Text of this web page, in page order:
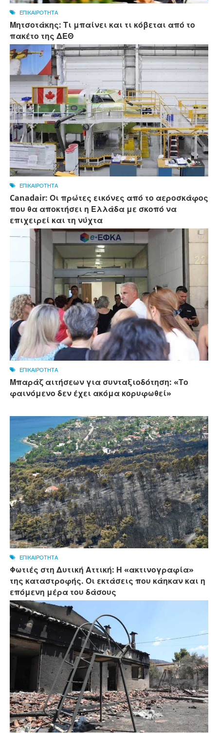
ΕΠΙΚΑΙΡΟΤΗΤΑ
Μητσοτάκης: Τι μπαίνει και τι κόβεται από το
πακέτο της ΔΕΘ
ΕΠΙΚΑΙΡΟΤΗΤΑ
Canadair: Οι πρώτες εικόνες από το αεροσκάφος
που θα αποκτήσει η Ελλάδα με σκοπό να
επιχειρεί και τη νύχτα
ΕΠΙΚΑΙΡΟΤΗΤΑ
Μπαράζ αιτήσεων για συνταξιοδότηση: «Το
φαινόμενο δεν έχει ακόμα κορυφωθεί»
ΕΠΙΚΑΙΡΟΤΗΤΑ
Φωτιές στη Δυτική Αττική: Η «ακτινογραφία»
της καταστροφής. Οι εκτάσεις που κάηκαν και η
επόμενη μέρα του δάσους